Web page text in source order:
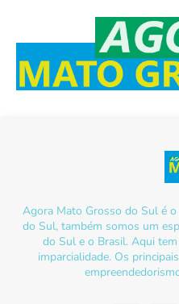
Agora Mato Grosso do Sul é
do Sul, também somos um
do Sul e o Brasil. Aqui
imparcialidade. Os